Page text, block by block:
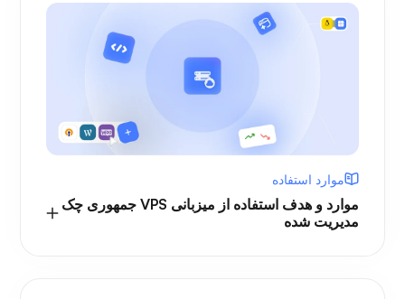
موارد استفاده
موارد و هدف استفاده از میزبانی VPS جمهوری چک
مدیریت شده